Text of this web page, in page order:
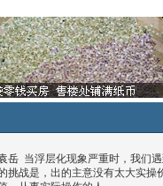
岳 当浮层化现象严重时，我们遇
挑战是，出的主意没有太大实操